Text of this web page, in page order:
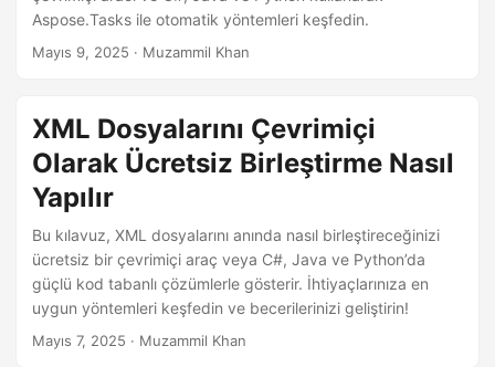
Aspose.Tasks ile otomatik yöntemleri keşfedin.
Mayıs 9, 2025 · Muzammil Khan
XML Dosyalarını Çevrimiçi
Olarak Ücretsiz Birleştirme Nasıl
Yapılır
Bu kılavuz, XML dosyalarını anında nasıl birleştireceğinizi
ücretsiz bir çevrimiçi araç veya C#, Java ve Python’da
güçlü kod tabanlı çözümlerle gösterir. İhtiyaçlarınıza en
uygun yöntemleri keşfedin ve becerilerinizi geliştirin!
Mayıs 7, 2025 · Muzammil Khan